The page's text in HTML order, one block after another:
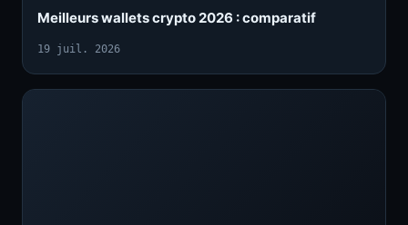
Meilleurs wallets crypto 2026 : comparatif
19 juil. 2026